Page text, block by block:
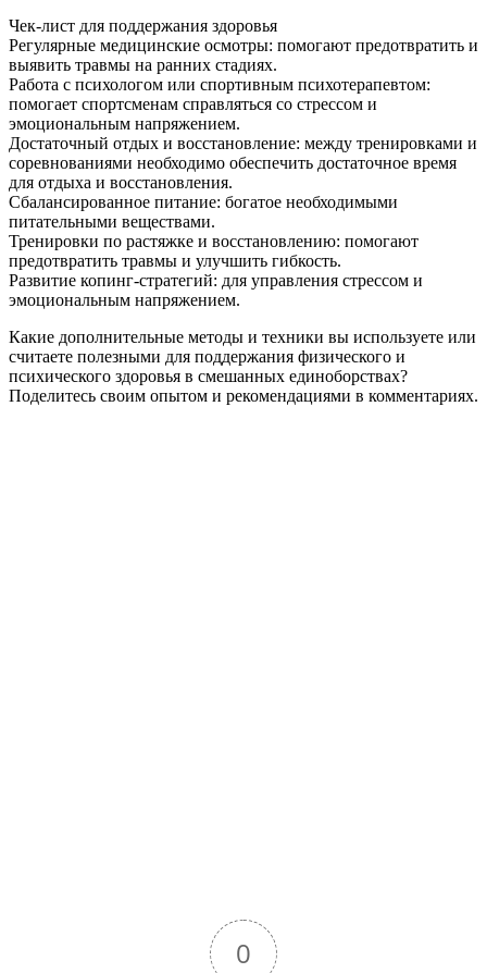
Чек-лист для поддержания здоровья
Регулярные медицинские осмотры: помогают предотвратить и
выявить травмы на ранних стадиях.
Работа с психологом или спортивным психотерапевтом:
помогает спортсменам справляться со стрессом и
эмоциональным напряжением.
Достаточный отдых и восстановление: между тренировками и
соревнованиями необходимо обеспечить достаточное время
для отдыха и восстановления.
Сбалансированное питание: богатое необходимыми
питательными веществами.
Тренировки по растяжке и восстановлению: помогают
предотвратить травмы и улучшить гибкость.
Развитие копинг-стратегий: для управления стрессом и
эмоциональным напряжением.
Какие дополнительные методы и техники вы используете или
считаете полезными для поддержания физического и
психического здоровья в смешанных единоборствах?
Поделитесь своим опытом и рекомендациями в комментариях.
0